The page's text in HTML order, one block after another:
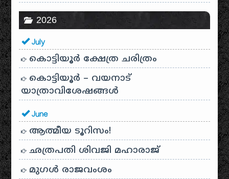
2026
July
കൊട്ടിയൂർ ക്ഷേത്ര ചരിത്രം
കൊട്ടിയൂർ – വയനാട്
യാത്രാവിശേഷങ്ങൾ
June
ആത്മീയ ടൂറിസം!
ഛത്രപതി ശിവജി മഹാരാജ്
മുഗൾ രാജവംശം